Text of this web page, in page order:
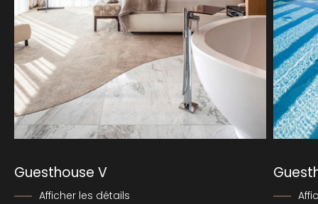
Guesthouse V
Afficher les détails